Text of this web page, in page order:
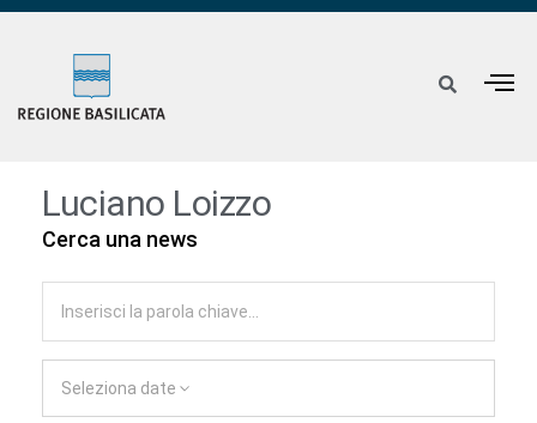
Luciano Loizzo
Cerca una news
Seleziona date